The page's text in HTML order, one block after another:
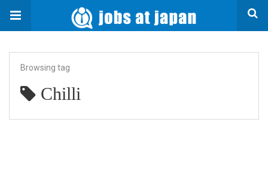
Browsing tag
Chilli